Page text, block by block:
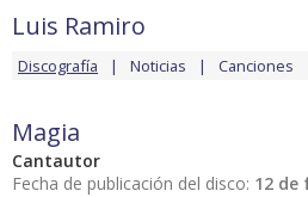
Luis Ramiro
Discografía Noticias Canciones
Magia
Cantautor
Fecha de publicación del disco: 12 de